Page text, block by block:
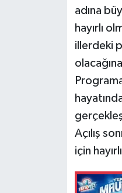
adına
hayırlı
illerdeki
Açılış
için